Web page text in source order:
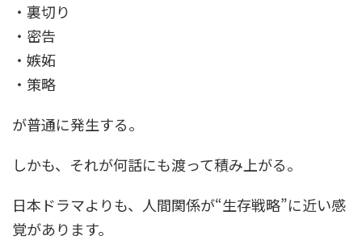
・裏切り
・密告
・嫉妬
・策略
が普通に発生する。
しかも、それが何話にも渡って積み上がる。
日本ドラマよりも、人間関係が“生存戦略”に近い感
覚があります。